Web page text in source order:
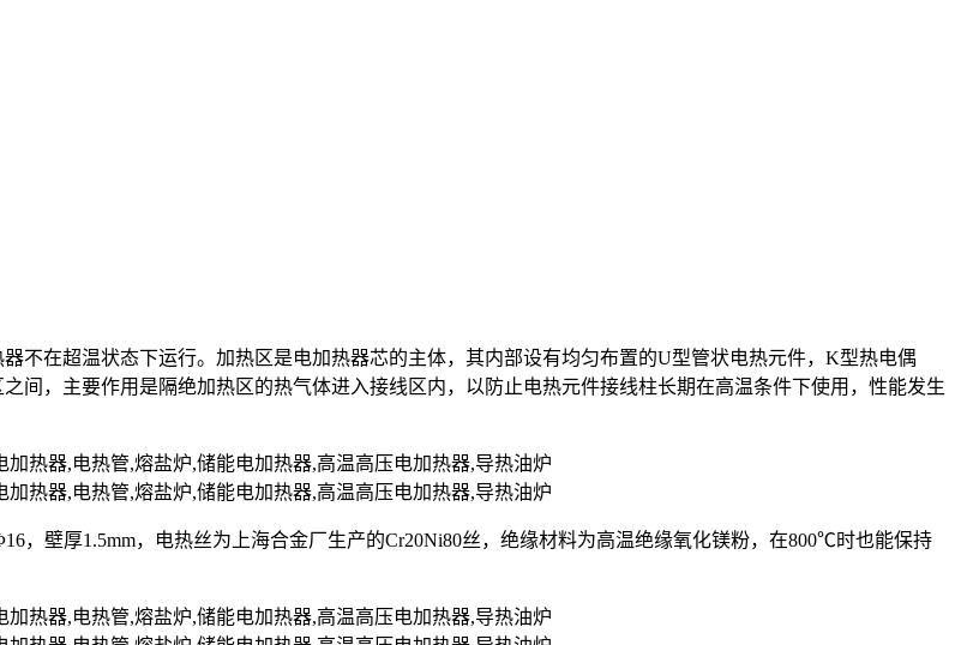
不在超温状态下运行。加热区是电加热器芯的主体，其内部设有均匀布置的U型管状电热元件，K型热电偶
间，主要作用是隔绝加热区的热气体进入接线区内，以防止电热元件接线柱长期在高温条件下使用，性能发生
，壁厚1.5mm，电热丝为上海合金厂生产的Cr20Ni80丝，绝缘材料为高温绝缘氧化镁粉，在800℃时也能保持